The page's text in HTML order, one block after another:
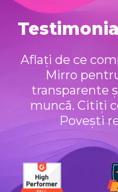
Aflați de ce
Mirro
transparente
muncă. Citiți
Povești